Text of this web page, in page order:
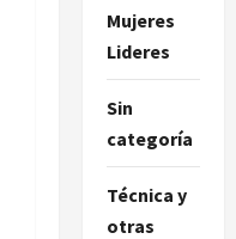
Mujeres
Lideres
Sin
categoría
Técnica y
otras